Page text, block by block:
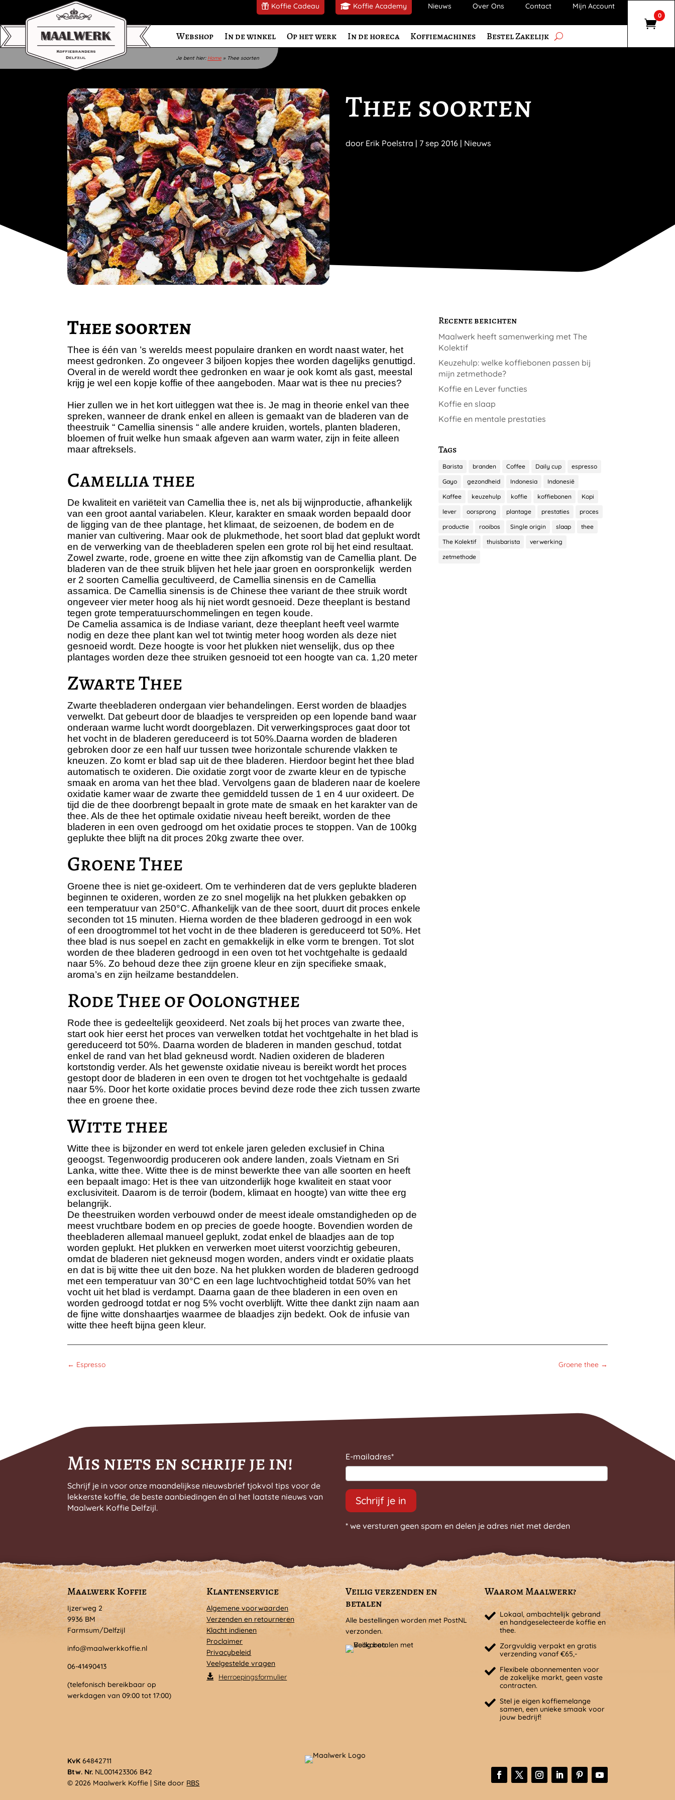
Koffie Cadeau Koffie Academy Nieuws Over Ons Contact Mijn Account
0
Webshop In de winkel Op het werk In de horeca Koffiemachines Bestel Zakelijk
Je bent hier: Home » Thee soorten
Thee soorten
door Erik Poelstra | 7 sep 2016 | Nieuws
Thee soorten
Thee is één van ’s werelds meest populaire dranken en wordt naast water, het
meest gedronken. Zo ongeveer 3 biljoen kopjes thee worden dagelijks genuttigd.
Overal in de wereld wordt thee gedronken en waar je ook komt als gast, meestal
krijg je wel een kopje koffie of thee aangeboden. Maar wat is thee nu precies?
Hier zullen we in het kort uitleggen wat thee is. Je mag in theorie enkel van thee
spreken, wanneer de drank enkel en alleen is gemaakt van de bladeren van de
theestruik “ Camellia sinensis “ alle andere kruiden, wortels, planten bladeren,
bloemen of fruit welke hun smaak afgeven aan warm water, zijn in feite alleen
maar aftreksels.
Camellia thee
De kwaliteit en variëteit van Camellia thee is, net als bij wijnproductie, afhankelijk
van een groot aantal variabelen. Kleur, karakter en smaak worden bepaald door
de ligging van de thee plantage, het klimaat, de seizoenen, de bodem en de
manier van cultivering. Maar ook de plukmethode, het soort blad dat geplukt wordt
en de verwerking van de theebladeren spelen een grote rol bij het eind resultaat.
Zowel zwarte, rode, groene en witte thee zijn afkomstig van de Camellia plant. De
bladeren van de thee struik blijven het hele jaar groen en oorspronkelijk werden
er 2 soorten Camellia gecultiveerd, de Camellia sinensis en de Camellia
assamica. De Camellia sinensis is de Chinese thee variant de thee struik wordt
ongeveer vier meter hoog als hij niet wordt gesnoeid. Deze theeplant is bestand
tegen grote temperatuurschommelingen en tegen koude.
De Camelia assamica is de Indiase variant, deze theeplant heeft veel warmte
nodig en deze thee plant kan wel tot twintig meter hoog worden als deze niet
gesnoeid wordt. Deze hoogte is voor het plukken niet wenselijk, dus op thee
plantages worden deze thee struiken gesnoeid tot een hoogte van ca. 1,20 meter
Zwarte Thee
Zwarte theebladeren ondergaan vier behandelingen. Eerst worden de blaadjes
verwelkt. Dat gebeurt door de blaadjes te verspreiden op een lopende band waar
onderaan warme lucht wordt doorgeblazen. Dit verwerkingsproces gaat door tot
het vocht in de bladeren gereduceerd is tot 50%.Daarna worden de bladeren
gebroken door ze een half uur tussen twee horizontale schurende vlakken te
kneuzen. Zo komt er blad sap uit de thee bladeren. Hierdoor begint het thee blad
automatisch te oxideren. Die oxidatie zorgt voor de zwarte kleur en de typische
smaak en aroma van het thee blad. Vervolgens gaan de bladeren naar de koelere
oxidatie kamer waar de zwarte thee gemiddeld tussen de 1 en 4 uur oxideert. De
tijd die de thee doorbrengt bepaalt in grote mate de smaak en het karakter van de
thee. Als de thee het optimale oxidatie niveau heeft bereikt, worden de thee
bladeren in een oven gedroogd om het oxidatie proces te stoppen. Van de 100kg
geplukte thee blijft na dit proces 20kg zwarte thee over.
Groene Thee
Groene thee is niet ge-oxideert. Om te verhinderen dat de vers geplukte bladeren
beginnen te oxideren, worden ze zo snel mogelijk na het plukken gebakken op
een temperatuur van 250°C. Afhankelijk van de thee soort, duurt dit proces enkele
seconden tot 15 minuten. Hierna worden de thee bladeren gedroogd in een wok
of een droogtrommel tot het vocht in de thee bladeren is gereduceerd tot 50%. Het
thee blad is nus soepel en zacht en gemakkelijk in elke vorm te brengen. Tot slot
worden de thee bladeren gedroogd in een oven tot het vochtgehalte is gedaald
naar 5%. Zo behoud deze thee zijn groene kleur en zijn specifieke smaak,
aroma’s en zijn heilzame bestanddelen.
Rode Thee of Oolongthee
Rode thee is gedeeltelijk geoxideerd. Net zoals bij het proces van zwarte thee,
start ook hier eerst het proces van verwelken totdat het vochtgehalte in het blad is
gereduceerd tot 50%. Daarna worden de bladeren in manden geschud, totdat
enkel de rand van het blad gekneusd wordt. Nadien oxideren de bladeren
kortstondig verder. Als het gewenste oxidatie niveau is bereikt wordt het proces
gestopt door de bladeren in een oven te drogen tot het vochtgehalte is gedaald
naar 5%. Door het korte oxidatie proces bevind deze rode thee zich tussen zwarte
thee en groene thee.
Witte thee
Witte thee is bijzonder en werd tot enkele jaren geleden exclusief in China
geoogst. Tegenwoordig produceren ook andere landen, zoals Vietnam en Sri
Lanka, witte thee. Witte thee is de minst bewerkte thee van alle soorten en heeft
een bepaalt imago: Het is thee van uitzonderlijk hoge kwaliteit en staat voor
exclusiviteit. Daarom is de terroir (bodem, klimaat en hoogte) van witte thee erg
belangrijk.
De theestruiken worden verbouwd onder de meest ideale omstandigheden op de
meest vruchtbare bodem en op precies de goede hoogte. Bovendien worden de
theebladeren allemaal manueel geplukt, zodat enkel de blaadjes aan de top
worden geplukt. Het plukken en verwerken moet uiterst voorzichtig gebeuren,
omdat de bladeren niet gekneusd mogen worden, anders vindt er oxidatie plaats
en dat is bij witte thee uit den boze. Na het plukken worden de bladeren gedroogd
met een temperatuur van 30°C en een lage luchtvochtigheid totdat 50% van het
vocht uit het blad is verdampt. Daarna gaan de thee bladeren in een oven en
worden gedroogd totdat er nog 5% vocht overblijft. Witte thee dankt zijn naam aan
de fijne witte donshaartjes waarmee de blaadjes zijn bedekt. Ook de infusie van
witte thee heeft bijna geen kleur.
Recente berichten
Maalwerk heeft samenwerking met The
Kolektif
Keuzehulp: welke koffiebonen passen bij
mijn zetmethode?
Koffie en Lever functies
Koffie en slaap
Koffie en mentale prestaties
Tags
Barista branden Coffee Daily cup
espresso
Gayo
gezondheid Indonesia
Indonesië
Kaffee
keuzehulp koffie koffiebonen
Kopi
lever
oorsprong plantage prestaties
proces
productie
rooibos Single origin slaap
thee
The Kolektif
thuisbarista
verwerking
zetmethode
← Espresso Groene thee→
Mis niets en schrijf je in!
Schrijf je in voor onze maandelijkse nieuwsbrief tjokvol tips voor de
lekkerste koffie, de beste aanbiedingen én al het laatste nieuws van
Maalwerk Koffie Delfzijl.
E-mailadres*
Schrijf je in
* we versturen geen spam en delen je adres niet met derden
Maalwerk Koffie
Ijzerweg 2
9936 BM
Farmsum/Delfzijl
info@maalwerkkoffie.nl
06-41490413
(telefonisch bereikbaar op
werkdagen van 09:00 tot 17:00)
Klantenservice
Algemene voorwaarden
Verzenden en retourneren
Klacht indienen
Proclaimer
Privacybeleid
Veelgestelde vragen
Herroepingsformulier
Veilig verzenden en
betalen
Alle bestellingen worden met PostNL
verzonden.
Waarom Maalwerk?
Lokaal, ambachtelijk gebrand
en handgeselecteerde koffie en
thee.
Zorgvuldig verpakt en gratis
verzending vanaf €65,-
Flexibele abonnementen voor
de zakelijke markt, geen vaste
contracten.
Stel je eigen koffiemelange
samen, een unieke smaak voor
jouw bedrijf!
KvK 64842711
Btw. Nr. NL001423306 B42
© 2026 Maalwerk Koffie | Site door RBS